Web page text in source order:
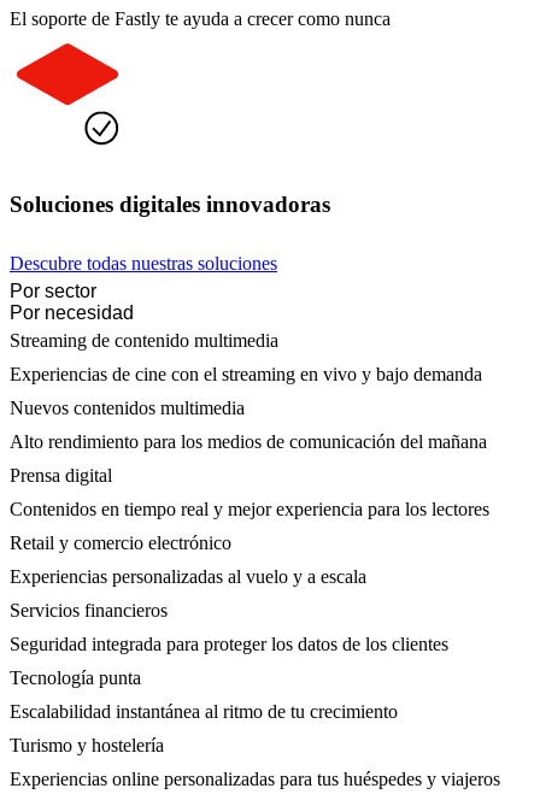
El soporte de Fastly te ayuda a crecer como nunca
Soluciones digitales innovadoras
Descubre todas nuestras soluciones
Por sector
Por necesidad
Streaming de contenido multimedia
Experiencias de cine con el streaming en vivo y bajo demanda
Nuevos contenidos multimedia
Alto rendimiento para los medios de comunicación del mañana
Prensa digital
Contenidos en tiempo real y mejor experiencia para los lectores
Retail y comercio electrónico
Experiencias personalizadas al vuelo y a escala
Servicios financieros
Seguridad integrada para proteger los datos de los clientes
Tecnología punta
Escalabilidad instantánea al ritmo de tu crecimiento
Turismo y hostelería
Experiencias online personalizadas para tus huéspedes y viajeros